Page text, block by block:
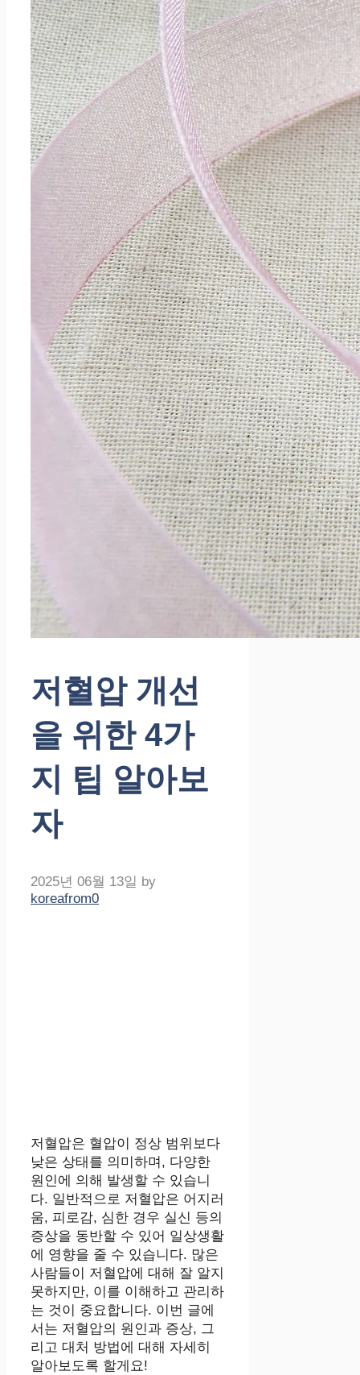
저혈압 개선
을 위한 4가
지 팁 알아보
자
2025년 06월 13일 by
koreafrom0
저혈압은 혈압이 정상 범위보다
낮은 상태를 의미하며, 다양한
원인에 의해 발생할 수 있습니
다. 일반적으로 저혈압은 어지러
움, 피로감, 심한 경우 실신 등의
증상을 동반할 수 있어 일상생활
에 영향을 줄 수 있습니다. 많은
사람들이 저혈압에 대해 잘 알지
못하지만, 이를 이해하고 관리하
는 것이 중요합니다. 이번 글에
서는 저혈압의 원인과 증상, 그
리고 대처 방법에 대해 자세히
알아보도록 할게요!